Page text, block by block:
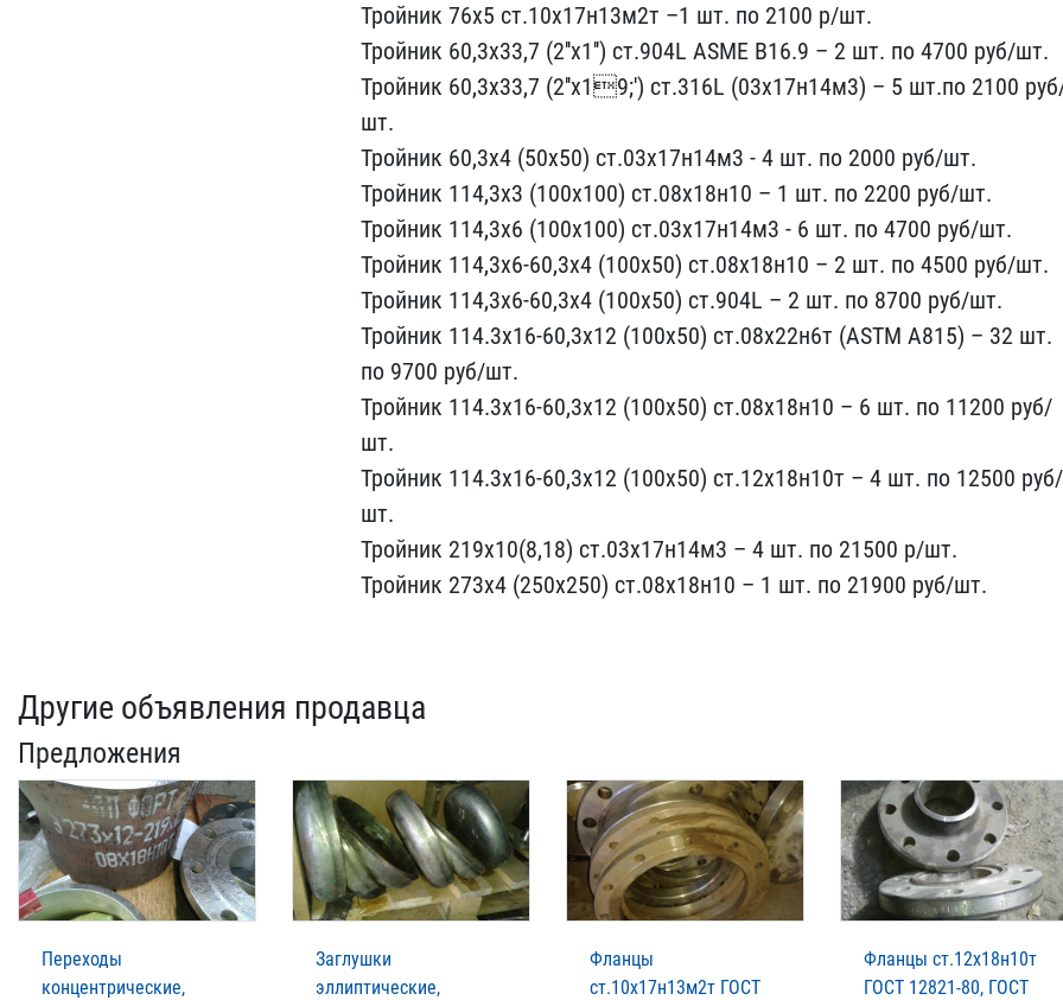
Тройник 76х​5 ст.10х17н13м2т –1 шт. ​по 2100 р/шт.
Тройник 60​,3х33,7 (2''x1​'') ст.904L AS​ME B16.9 – 2 шт. по 470​0 руб/шт.
Тройник 60,3х3​3,7 (2''x1​9;') ст.316L (03х17​н14м3) – 5 шт.по 2100
шт.
Тройник 60,3х4 (5​0х50) ст.03х17н14м3 - 4 ​шт. по 2000 руб/шт.
Трой​ник 114,3х3 (100х100) ст​.08х18н10 – 1 шт. по 220​0 руб/шт.
Тройник 114,3х​6 (100х100) ст.03х17н14м​3 - 6 шт. по 4700 руб/шт​.
Тройник 114,3х6-60,3х4​ (100х50) ст.08х18н10 – ​2 шт. по 4500 руб/шт.
Тр​ойник 114,3х6-60,3х4 (10​0х50) ст.904L – 2 шт. по​ 8700 руб/шт.
Тройник 11​4.3х16-60,3х12 (100х50) ​ст.08х22н6т (ASTM A815) ​– 32 шт.
по 9700 руб/шт.​
Тройник 114.3х16-60,3х1​2 (100х50) ст.08х18н10 –​ 6 шт. по 11200 руб/
шт.
​Тройник 114.3х16-60,3х12​ (100х50) ст.12х18н10т –​ 4 шт. по 12500 руб/
шт.
​Тройник 219х10(8,18) ст.​03х17н14м3 – 4 шт. по 21​500 р/шт.
Тройник 273х4 ​(250х250) ст.08х18н10 – ​1 шт. по 21900 руб/шт.
Другие объявления продавца
Предложения
Переходы
концентрические,
Заглушки
эллиптические,
Фланцы
ст.10х17н13м2т ГОСТ
Фланцы ст.12х18н10т
ГОСТ 12821-80, ГОСТ